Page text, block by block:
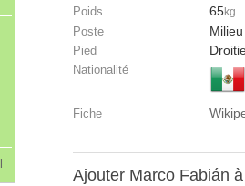
Poids 65kg
Poste
Pied
Nationalité
Fiche
Ajouter Marco Fabián